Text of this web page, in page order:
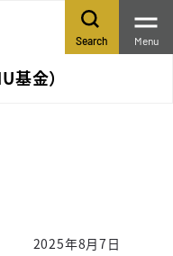
基金）
Search Menu
2025年8月7日